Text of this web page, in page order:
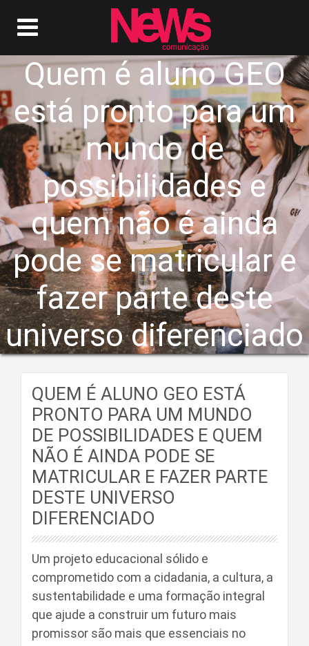
Quem é aluno GEO
está pronto para um
mundo de
possibilidades e
quem não é ainda
pode se matricular e
fazer parte deste
universo diferenciado
QUEM É ALUNO GEO ESTÁ
PRONTO PARA UM MUNDO
DE POSSIBILIDADES E QUEM
NÃO É AINDA PODE SE
MATRICULAR E FAZER PARTE
DESTE UNIVERSO
DIFERENCIADO
Um projeto educacional sólido e
comprometido com a cidadania, a cultura, a
sustentabilidade e uma formação integral
que ajude a construir um futuro mais
promissor são mais que essenciais no